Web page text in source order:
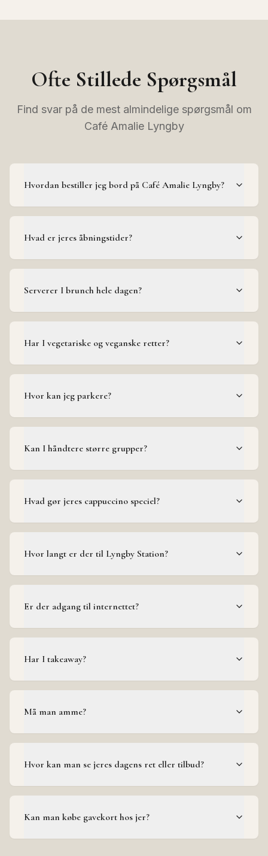
Ofte Stillede Spørgsmål
Find svar på de mest almindelige spørgsmål om
Café Amalie Lyngby
Hvordan bestiller jeg bord på Café Amalie Lyngby?
Hvad er jeres åbningstider?
Serverer I brunch hele dagen?
Har I vegetariske og veganske retter?
Hvor kan jeg parkere?
Kan I håndtere større grupper?
Hvad gør jeres cappuccino speciel?
Hvor langt er der til Lyngby Station?
Er der adgang til internettet?
Har I takeaway?
Må man amme?
Hvor kan man se jeres dagens ret eller tilbud?
Kan man købe gavekort hos jer?